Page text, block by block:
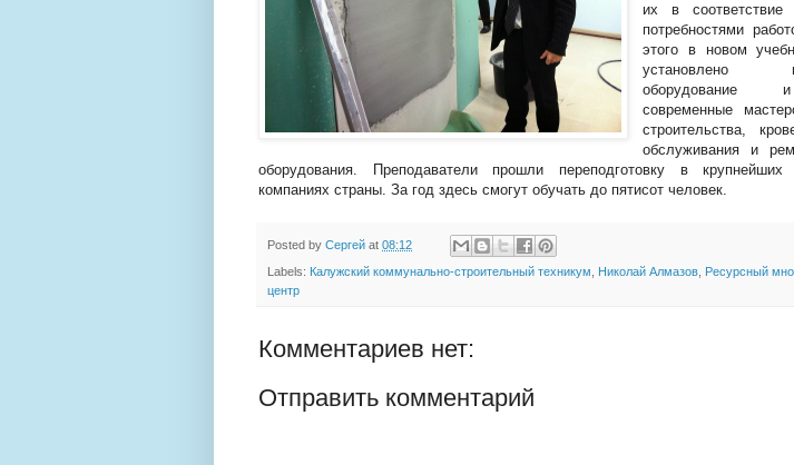
их в
потребностями
этого в новом
установлено
оборудование
современные
строительства,
обслуживания и
оборудования. Преподаватели прошли переподготовку в крупнейших
компаниях страны. За год здесь смогут обучать до пятисот человек.
Posted by Сергей at 08:12
Labels: Калужский коммунально-строительный техникум Николай Алмазов Ресурсный
центр
Комментариев нет:
Отправить комментарий